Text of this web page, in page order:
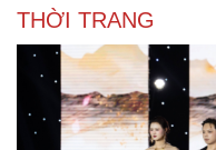
Samsung chính thức
Gemini AI
Chi tiết trong iOS 27
iPhone
Samsung vào cuộc